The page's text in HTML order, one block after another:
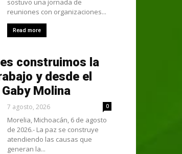
sostuvo una jornada de
reuniones con organizaciones...
Read more
construimos la
y desde el
Molina
7 agosto, 2026 0
Morelia, Michoacán, 6 de agosto
de 2026.- La paz se construye
atendiendo las causas que
generan la...